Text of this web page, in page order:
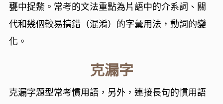
甕中捉鱉。常考的文法重點為片語中的介系詞、關
代和幾個較易搞錯（混淆）的字彙用法，動詞的變
化。
克漏字
克漏字題型常考慣用語，另外，連接長句的慣用語